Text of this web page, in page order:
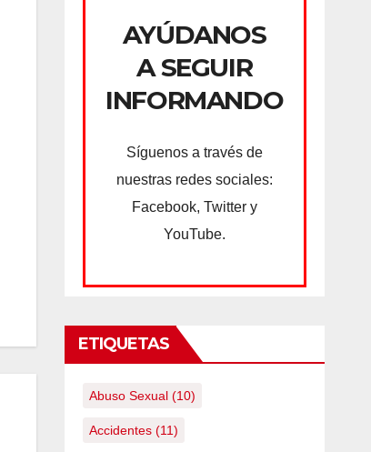
AYÚDANOS
A SEGUIR
INFORMANDO
Síguenos a través de
nuestras redes sociales:
Facebook, Twitter y
YouTube.
ETIQUETAS
Abuso Sexual(10)
Accidentes(11)